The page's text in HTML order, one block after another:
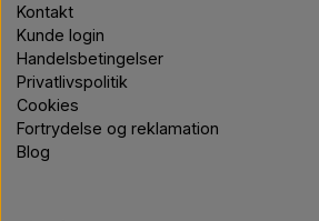
Kontakt
Kunde login
Handelsbetingelser
Privatlivspolitik
Cookies
Fortrydelse og reklamation
Blog